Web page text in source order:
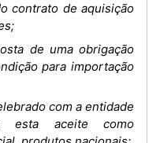
contrato de aquisição
de uma obrigação
para importação
com a entidade
esta aceite como